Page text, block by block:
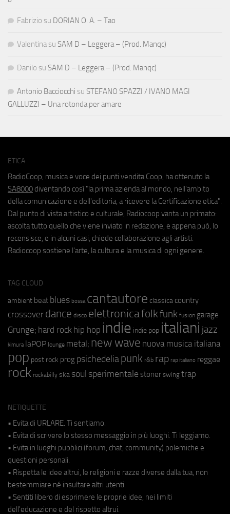
Fabrizio su DORIAN O. A. – Tao
Valentina su SAM D – Leggera – (Prod. Manqc)
Danilo su SAM D – Leggera – (Prod. Manqc)
Antonio Bacciocchi su STEFANO SPAZZI / IVANO MAGI
GALLUZZI – Una rotonda per amare
ETICA
RadioCoop, musica e voce dei punti vendita Coop, ha ottenuto la
SA8000 diventando così "la prima azienda al mondo, nell'ambito
della comunicazione e dell'editoria, a ricevere la Certificazione etica".
Dal punto di vista artistico e culturale, Radiocoop vanta un primato:
ascolta tutto quello che viene inviato in redazione, e appena può, lo
recensisce, e in alcuni casi, chiede collaborazione agli artisti.
Radiocoop sostiene l'arte, la cultura e la musica di ogni genere.
TAG CLOUD
ambient beat blues bossa cantautore classica country
crossover dance disco elettronicafolkfunk fusion garage
Grunge; hard rock hip hop indie indie pop italiani jazz
kimura laPOP lounge metal; new wave nuova musica italiana
pop post rock prog psichedeliapunk r&b rap rap italiano reggae
rock rockabilly ska soul sperimentale stoner swing trap
NETIQUETTE
• Evita di URLARE. Ti sentiamo.
• Evita di scrivere lo stesso messaggio in più luoghi. Ti leggiamo.
• Evita in luoghi pubblici (forum, chat, community) polemiche e
questioni personali.
• Rispetta le idee altrui, le religioni e razze diverse dalla tua, non
bestemmiare né insultare altri utenti.
• Sentiti libero di esprimere le proprie idee, nei limiti
dell'educazione e del rispetto altrui.